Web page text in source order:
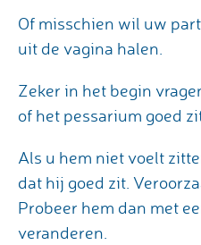
Of misschien wil uw
uit de vagina halen.
Zeker in het begin
of het pessarium goed
Als u hem niet voelt
dat hij goed zit.
Probeer hem dan met
veranderen.